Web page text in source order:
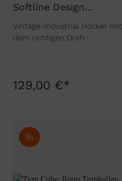
Softline Design
höhenverstellbar
Vintage-Industrial Hocker mit
dem richtigen Dreh
129,00 €*
%